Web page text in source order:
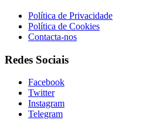
Política de Privacidade
Política de Cookies
Contacta-nos
Redes Sociais
Facebook
Twitter
Instagram
Telegram